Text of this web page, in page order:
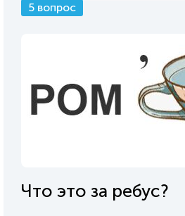
5 вопрос
Что это за ребус?